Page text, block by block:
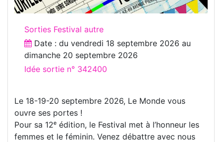
Sorties Festival autre
Date : du vendredi 18 septembre 2026 au
dimanche 20 septembre 2026
Idée sortie n° 342400
Le 18-19-20 septembre 2026, Le Monde vous
ouvre ses portes !
Pour sa 12ᵉ édition, le Festival met à l’honneur les
femmes et le féminin. Venez débattre avec nous